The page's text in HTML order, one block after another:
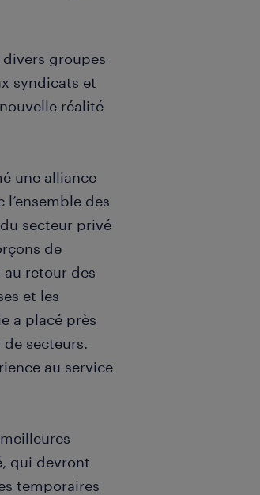
groupes
syndicats et
réalité
une alliance
des
secteur privé
de
retour des
et les
a placé près
secteurs.
au service
qui devront
temporaires